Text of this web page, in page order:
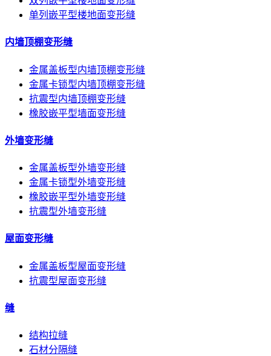
单列嵌平型楼地面变形缝
内墙顶棚变形缝
金属盖板型内墙顶棚变形缝
金属卡锁型内墙顶棚变形缝
抗震型内墙顶棚变形缝
橡胶嵌平型墙面变形缝
外墙变形缝
金属盖板型外墙变形缝
金属卡锁型外墙变形缝
橡胶嵌平型外墙变形缝
抗震型外墙变形缝
屋面变形缝
金属盖板型屋面变形缝
抗震型屋面变形缝
缝
结构拉缝
石材分隔缝